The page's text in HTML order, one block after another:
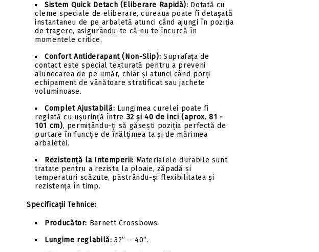
Sistem Quick Detach (Eliberare Rapidă): Dotată cu
cleme speciale de eliberare, cureaua poate fi detașată
instantaneu de pe arbaletă atunci când ajungi în poziția
de tragere, asigurându-te că nu te încurcă în
momentele critice.
Confort Antiderapant (Non-Slip): Suprafața de
contact este special texturată pentru a preveni
alunecarea de pe umăr, chiar și atunci când porți
echipament de vânătoare stratificat sau jachete
voluminoase.
Complet Ajustabilă: Lungimea curelei poate fi
reglată cu ușurință între 32 și 40 de inci (aprox. 81 -
101 cm), permițându-ți să găsești poziția perfectă de
purtare în funcție de înălțimea ta și de mărimea
arbaletei.
Rezistență la Intemperii: Materialele durabile sunt
tratate pentru a rezista la ploaie, zăpadă și
temperaturi scăzute, păstrându-și flexibilitatea și
rezistența în timp.
Specificații Tehnice:
Producător: Barnett Crossbows.
Lungime reglabilă: 32” – 40”.